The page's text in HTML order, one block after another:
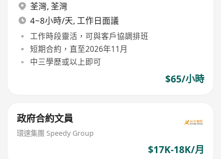
荃灣, 荃灣
4~8小時/天, 工作日面議
工作時段靈活，可與客戶協調排班
短期合約，直至2026年11月
中三學歷或以上即可
$65/小時
政府合約文員
環速集團 Speedy Group
$17K-18K/月